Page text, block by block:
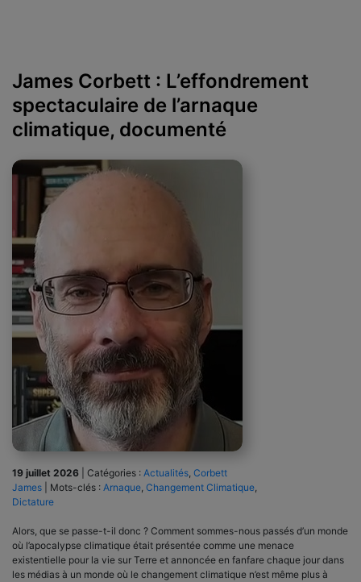
James Corbett : L’effondrement
spectaculaire de l’arnaque
climatique, documenté
19 juillet 2026 Catégories : Actualités, Corbett
James
Mots-clés : Arnaque, Changement Climatique,
Dictature
Alors, que se passe-t-il donc ? Comment sommes-nous passés d’un monde
où l’apocalypse climatique était présentée comme une menace
existentielle pour la vie sur Terre et annoncée en fanfare chaque jour dans
les médias à un monde où le changement climatique n’est même plus à